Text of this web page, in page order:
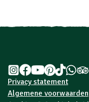
Privacy statement
Algemene voorwaarden